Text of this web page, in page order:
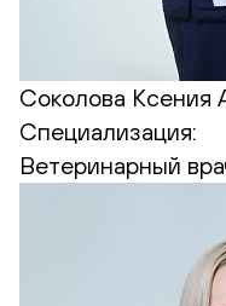
Соколова Ксения
Специализация:
Ветеринарный